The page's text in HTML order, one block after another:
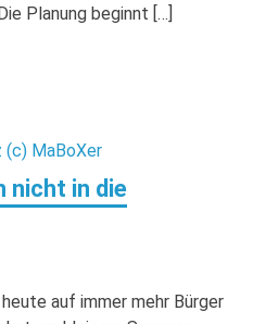
Planung beginnt […]
nicht in die
auf immer mehr Bürger